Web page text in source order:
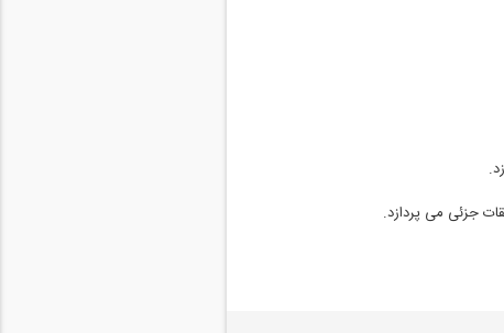
جزئی می پردازد.